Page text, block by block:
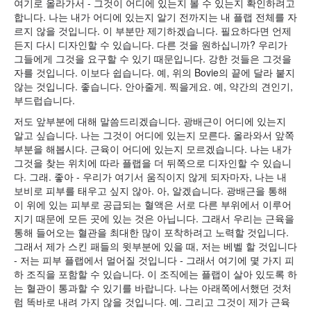
합니다. 나는 내가 어디에 있는지 알기 전까지는 내 플랩 전체를 자
르지 않을 것입니다. 이 부분만 제기하겠습니다. 필요하다면 언제
든지 다시 디자인할 수 있습니다. 다른 것을 원하십니까? 우리가
그들에게 그것을 요구할 수 있기 때문입니다. 강한 것들은 그것을
자를 것입니다. 이보다 쉽습니다. 예, 위의 Bovie의 끝에 달라 붙지
않는 것입니다. 좋습니다. 안아줄게. 찍을게요. 예, 약간의 견인기,
부드럽습니다.
저도 앞부분에 대해 말씀드리겠습니다. 광배근이 어디에 있는지
알고 싶습니다. 나는 그것이 어디에 있는지 모른다. 올라와서 앞쪽
부분을 해봅시다. 근육이 어디에 있는지 모르겠습니다. 나는 내가
그것을 찾는 위치에 따라 플랩을 더 뒤쪽으로 디자인할 수 있습니
다. 그래. 좋아 - 우리가 여기서 움직이지 않게 되자마자, 나는 내
보비로 피부를 태우고 싶지 않아. 아, 알겠습니다. 광배근을 통해
이 위에 있는 피부로 공급되는 혈액은 서로 다른 부위에서 이루어
지기 때문에 모든 곳에 있는 것은 아닙니다. 그래서 우리는 근육을
통해 들어오는 혈관을 최대한 많이 포착하려고 노력할 것입니다.
그래서 제가 스킨 패들의 윗부분에 있을 때, 저는 베벨 할 것입니다
- 저는 피부 플랩에서 멀어질 것입니다 - 그래서 여기에 몇 가지 피
하 조직을 포함할 수 있습니다. 이 조직에는 플랩이 살아 있도록 하
는 혈관이 통과할 수 있기를 바랍니다. 나는 아래쪽에서했던 것처
럼 똑바로 내려 가지 않을 것입니다. 예. 그리고 그것이 제가 근육